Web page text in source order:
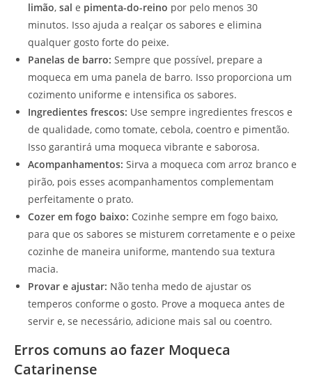
limão, sal e pimenta-do-reino por pelo menos 30
minutos. Isso ajuda a realçar os sabores e elimina
qualquer gosto forte do peixe.
Panelas de barro: Sempre que possível, prepare a
moqueca em uma panela de barro. Isso proporciona um
cozimento uniforme e intensifica os sabores.
Ingredientes frescos: Use sempre ingredientes frescos e
de qualidade, como tomate, cebola, coentro e pimentão.
Isso garantirá uma moqueca vibrante e saborosa.
Acompanhamentos: Sirva a moqueca com arroz branco e
pirão, pois esses acompanhamentos complementam
perfeitamente o prato.
Cozer em fogo baixo: Cozinhe sempre em fogo baixo,
para que os sabores se misturem corretamente e o peixe
cozinhe de maneira uniforme, mantendo sua textura
macia.
Provar e ajustar: Não tenha medo de ajustar os
temperos conforme o gosto. Prove a moqueca antes de
servir e, se necessário, adicione mais sal ou coentro.
Erros comuns ao fazer Moqueca
Catarinense